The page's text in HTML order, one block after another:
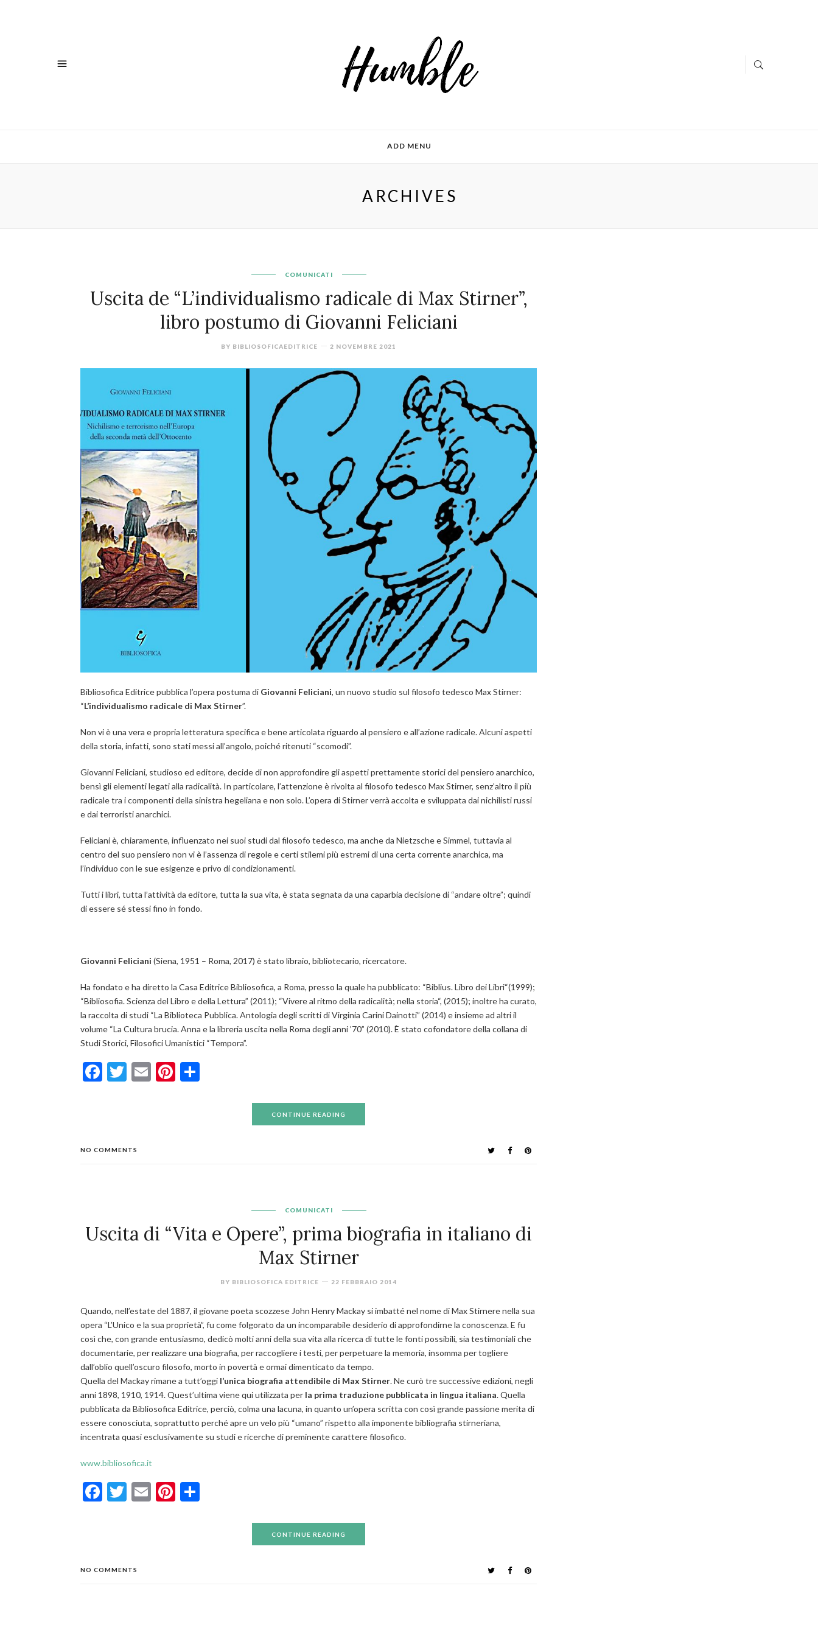
ADD MENU
ARCHIVES
COMUNICATI
Uscita de “L’individualismo radicale di Max Stirner”,
libro postumo di Giovanni Feliciani
BY BIBLIOSOFICAEDITRICE 2 NOVEMBRE 2021
Bibliosofica Editrice pubblica l’opera postuma di Giovanni Feliciani, un nuovo studio sul filosofo tedesco Max Stirner:
“L’individualismo radicale di Max Stirner”.
Non vi è una vera e propria letteratura specifica e bene articolata riguardo al pensiero e all’azione radicale. Alcuni aspetti
della storia, infatti, sono stati messi all’angolo, poiché ritenuti “scomodi”.
Giovanni Feliciani, studioso ed editore, decide di non approfondire gli aspetti prettamente storici del pensiero anarchico,
bensì gli elementi legati alla radicalità. In particolare, l’attenzione è rivolta al filosofo tedesco Max Stirner, senz’altro il più
radicale tra i componenti della sinistra hegeliana e non solo.L’opera di Stirner verrà accolta e sviluppata dai nichilisti russi
e dai terroristi anarchici.
Feliciani è, chiaramente, influenzato nei suoi studi dal filosofo tedesco, ma anche da Nietzsche e Simmel, tuttavia al
centro del suo pensiero non vi è l’assenza di regole e certi stilemi più estremi di una certa corrente anarchica, ma
l’individuo con le sue esigenze e privo di condizionamenti.
Tutti i libri, tutta l’attività da editore, tutta la sua vita, è stata segnata da una caparbia decisione di “andare oltre”; quindi
di essere sé stessi fino in fondo.
Giovanni Feliciani (Siena, 1951 – Roma, 2017) è stato libraio, bibliotecario, ricercatore.
Ha fondato e ha diretto la Casa Editrice Bibliosofica, a Roma, presso la quale ha pubblicato: “Biblius. Libro dei Libri“(1999);
“Bibliosofia. Scienza del Libro e della Lettura” (2011); “Vivere al ritmo della radicalità; nella storia“, (2015); inoltre ha curato,
la raccolta di studi “La Biblioteca Pubblica. Antologia degli scritti di Virginia Carini Dainotti” (2014) e insieme ad altri il
volume “La Cultura brucia. Anna e la libreria uscita nella Roma degli anni ’70” (2010). È stato cofondatore della collana di
Studi Storici, Filosofici Umanistici “Tempora”.
Facebook
Twitter
EmailPinterest
CONTINUE READING
NO COMMENTS
COMUNICATI
Uscita di “Vita e Opere”, prima biografia in italiano di
Max Stirner
BY BIBLIOSOFICA EDITRICE 22 FEBBRAIO 2014
Quando, nell’estate del 1887, il giovane poeta scozzese John Henry Mackay si imbatté nel nome di Max Stirnere nella sua
opera “L’Unico e la sua proprietà”, fu come folgorato da un incomparabile desiderio di approfondirne la conoscenza. E fu
così che, con grande entusiasmo, dedicò molti anni della sua vita alla ricerca di tutte le fonti possibili, sia testimoniali che
documentarie, per realizzare una biografia, per raccogliere i testi, per perpetuare la memoria, insomma per togliere
dall’oblio quell’oscuro filosofo, morto in povertà e ormai dimenticato da tempo.
Quella del Mackay rimane a tutt’oggi l’unica biografia attendibile di Max Stirner. Ne curò tre successive edizioni, negli
anni 1898, 1910, 1914. Quest’ultima viene qui utilizzata per la prima traduzione pubblicata in lingua italiana. Quella
pubblicata da Bibliosofica Editrice, perciò, colma una lacuna, in quanto un’opera scritta con così grande passione merita di
essere conosciuta, soprattutto perché apre un velo più “umano” rispetto alla imponente bibliografia stirneriana,
incentrata quasi esclusivamente su studi e ricerche di preminente carattere filosofico.
www.bibliosofica.it
Facebook
Twitter
EmailPinterest
CONTINUE READING
NO COMMENTS